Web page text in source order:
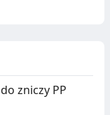
zniczy PP